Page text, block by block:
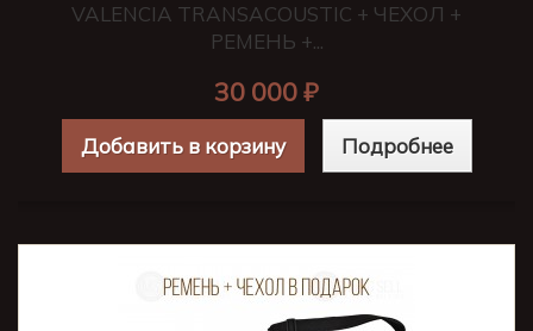
VALENCIA TRANSACOUSTIC + ЧЕХОЛ +
РЕМЕНЬ +...
30 000 ₽
Добавить в корзину Подробнее